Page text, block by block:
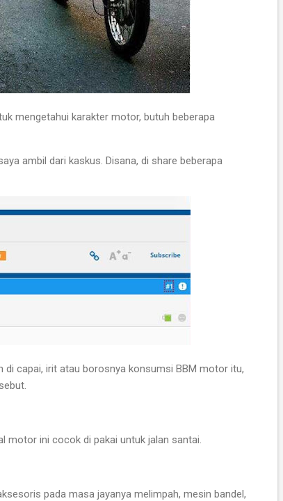
mengetahui karakter motor, butuh beberapa
ambil dari kaskus. Disana, di share beberapa
capai, irit atau borosnya konsumsi BBM motor itu,
motor ini cocok di pakai untuk jalan santai.
pada masa jayanya melimpah, mesin bandel,